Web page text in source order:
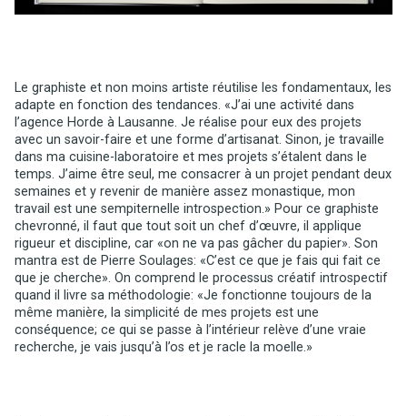
Le graphiste et non moins artiste réutilise les fondamentaux, les
adapte en fonction des tendances. «J’ai une activité dans
l’agence Horde à Lausanne. Je réalise pour eux des projets
avec un savoir-faire et une forme d’artisanat. Sinon, je travaille
dans ma cuisine-laboratoire et mes projets s’étalent dans le
temps. J’aime être seul, me consacrer à un projet pendant deux
semaines et y revenir de manière assez monastique, mon
travail est une sempiternelle introspection.» Pour ce graphiste
chevronné, il faut que tout soit un chef d’œuvre, il applique
rigueur et discipline, car «on ne va pas gâcher du papier». Son
mantra est de Pierre Soulages: «C’est ce que je fais qui fait ce
que je cherche». On comprend le processus créatif introspectif
quand il livre sa méthodologie: «Je fonctionne toujours de la
même manière, la simplicité de mes projets est une
conséquence; ce qui se passe à l’intérieur relève d’une vraie
recherche, je vais jusqu’à l’os et je racle la moelle.»